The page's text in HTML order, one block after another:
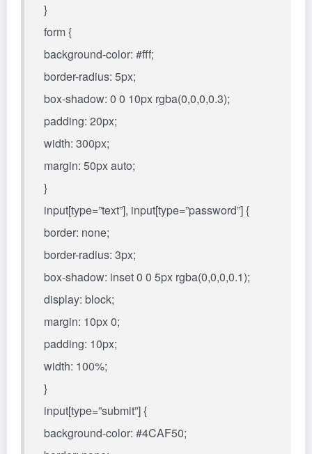
}
form {
background-color: #fff;
border-radius: 5px;
box-shadow: 0 0 10px rgba(0,0,0,0.3);
padding: 20px;
width: 300px;
margin: 50px auto;
}
input[type=”text”], input[type=”password”] {
border: none;
border-radius: 3px;
box-shadow: inset 0 0 5px rgba(0,0,0,0.1);
display: block;
margin: 10px 0;
padding: 10px;
width: 100%;
}
input[type=”submit”] {
background-color: #4CAF50;